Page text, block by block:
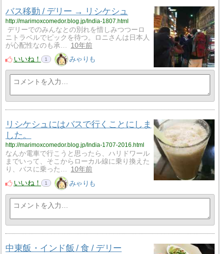
バス移動 / デリー → リシケシュ
http://marimoxcomedor.blog.jp/India-1807.html
デリーでのみんなとの別れを惜しみつつーロ
ニトラベルでピックを待つ。ロニさんは日本人
が心配性なのも承…
10年前
いいね！
1 みゃりも
リシケシュにはバスで行くことにしま
した。
http://marimoxcomedor.blog.jp/India-1707-2016.html
なんか電車で行こうと思ったら、ハリドワール
までいって、そこからローカル線に乗り換えた
り、バスに乗った…
10年前
いいね！
1 みゃりも
中東飯・インド飯 / 食 / デリー